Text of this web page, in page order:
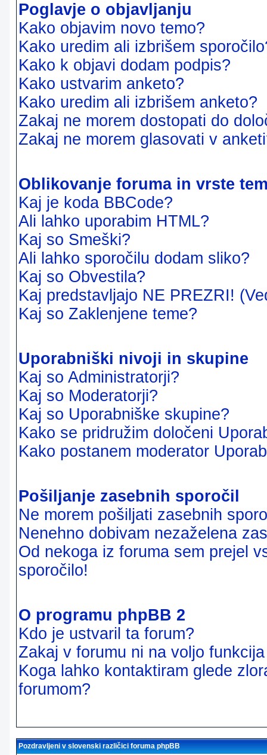
Poglavje o objavljanju
Kako objavim novo temo?
Kako uredim ali izbrišem
Kako k objavi dodam podpis?
Kako ustvarim anketo?
Kako uredim ali izbrišem anketo?
Zakaj ne morem dostopati do
Zakaj ne morem glasovati v
Oblikovanje foruma in vrste
Kaj je koda BBCode?
Ali lahko uporabim HTML?
Kaj so Smeški?
Ali lahko sporočilu dodam sliko?
Kaj so Obvestila?
Kaj predstavljajo NE PREZRI!
Kaj so Zaklenjene teme?
Uporabniški nivoji in skupine
Kaj so Administratorji?
Kaj so Moderatorji?
Kaj so Uporabniške skupine?
Kako se pridružim določeni
Kako postanem moderator
Pošiljanje zasebnih sporočil
Ne morem pošiljati zasebnih
Nenehno dobivam nezaželena
Od nekoga iz foruma sem prejel
sporočilo!
O programu phpBB 2
Kdo je ustvaril ta forum?
Zakaj v forumu ni na voljo
Koga lahko kontaktiram glede
forumom?
Pozdravljeni v slovenski različici foruma phpBB